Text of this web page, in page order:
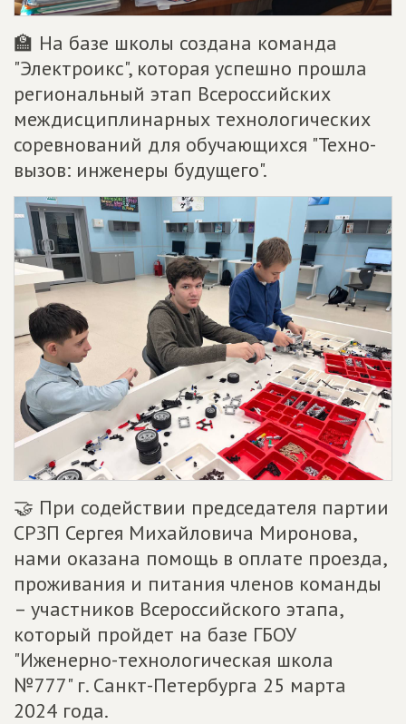
🏫 На базе школы создана команда
"Электроикс", которая успешно прошла
региональный этап Всероссийских
междисциплинарных технологических
соревнований для обучающихся "Техно-
вызов: инженеры будущего".
🤝 При содействии председателя партии
СРЗП Сергея Михайловича Миронова,
нами оказана помощь в оплате проезда,
проживания и питания членов команды
– участников Всероссийского этапа,
который пройдет на базе ГБОУ
"Иженерно-технологическая школа
№777" г. Санкт-Петербурга 25 марта
2024 года.